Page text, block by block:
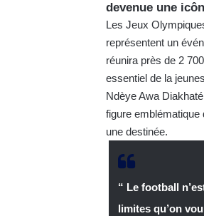
devenue une
Les Jeux
représentent un
réunira près de 2
essentiel de la
Ndèye Awa
figure
une destinée.
“ Le football
limites qu’on